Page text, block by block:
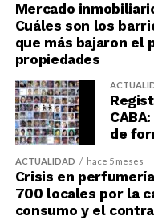
Mercado
Cuáles son los
que más bajaron el
propiedades
de
ACTUALIDAD hace 5 meses
Crisis en
700 locales por la
consumo y el